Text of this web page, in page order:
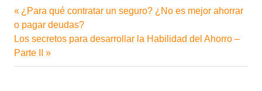
Navegación
de
entradas
Entrada
anterior:
¿Para qué contratar un seguro? ¿No es mejor ahorrar
o pagar deudas?
Siguiente
entrada:
Los secretos para desarrollar la Habilidad del Ahorro –
Parte II